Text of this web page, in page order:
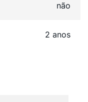
não
2 anos